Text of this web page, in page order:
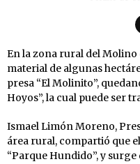
En la zona rural del Molino
material de algunas
presa “El Molinito”,
Hoyos”, la cual puede ser
Ismael Limón Moreno,
área rural, compartió que
“Parque Hundido”, y